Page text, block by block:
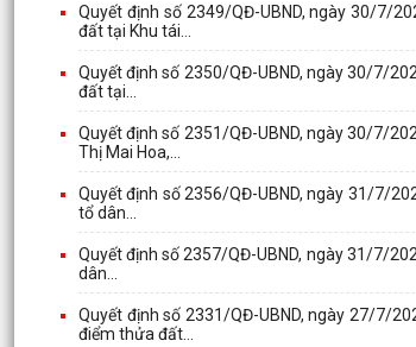
Quyết định số 2349/QĐ-UBND, ngày 30/7/
đất tại Khu tái...
Quyết định số 2350/QĐ-UBND, ngày 30/7/
đất tại...
Quyết định số 2351/QĐ-UBND, ngày 30/7/
Thị Mai Hoa,...
Quyết định số 2356/QĐ-UBND, ngày 31/7/
tổ dân...
Quyết định số 2357/QĐ-UBND, ngày 31/7/
dân...
Quyết định số 2331/QĐ-UBND, ngày 27/7/
điểm thửa đất...